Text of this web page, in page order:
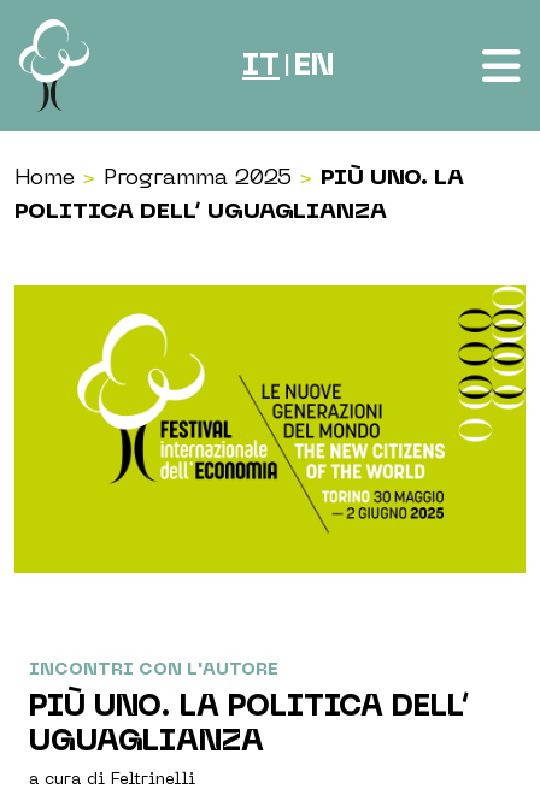
Vai al contenuto
IT EN
Home > Programma 2025 > PIÙ UNO. LA
POLITICA DELL’ UGUAGLIANZA
INCONTRI CON L'AUTORE
PIÙ UNO. LA POLITICA DELL’
UGUAGLIANZA
a cura di Feltrinelli